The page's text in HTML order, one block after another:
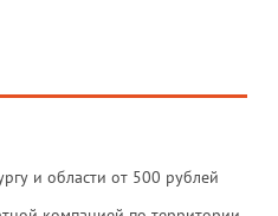
и области от 500 рублей